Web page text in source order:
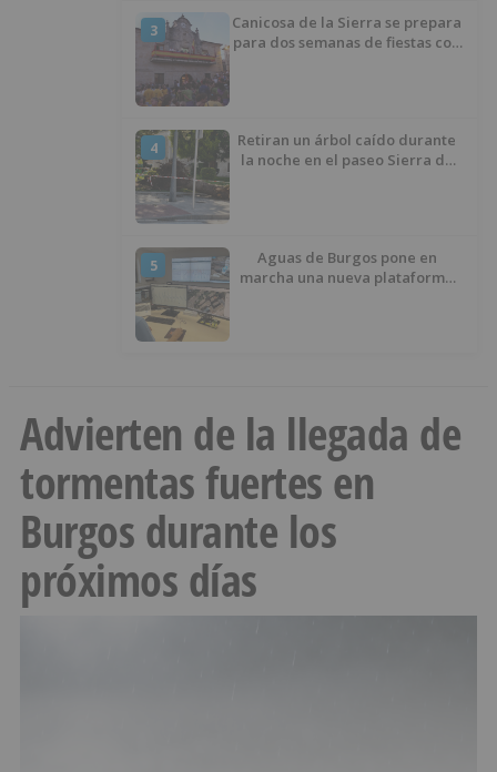
3
Canicosa de la Sierra se prepara
para dos semanas de fiestas con
4
Retiran un árbol caído durante
la noche en el paseo Sierra de
5
Aguas de Burgos pone en
marcha una nueva plataforma
Advierten de la llegada de
tormentas fuertes en
Burgos durante los
próximos días